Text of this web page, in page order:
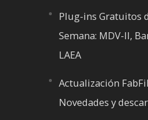
Plug-ins Gratuitos
Semana: MDV-II,
LAEA
Actualización
Novedades y